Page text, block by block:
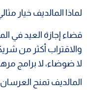
لماذا المالديف خيار
قضاء إجازة العيد في
والاقتراب أكثر من
لا ضوضاء، لا برامج
المالديف تمنح